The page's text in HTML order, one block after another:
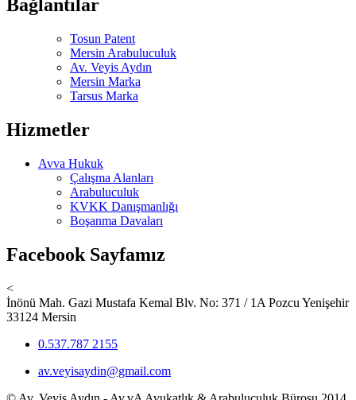
Bağlantılar
Tosun Patent
Mersin Arabuluculuk
Av. Veyis Aydın
Mersin Marka
Tarsus Marka
Hizmetler
Avva Hukuk
Çalışma Alanları
Arabuluculuk
KVKK Danışmanlığı
Boşanma Davaları
Facebook Sayfamız
<
İnönü Mah. Gazi Mustafa Kemal Blv. No: 371 / 1A Pozcu Yenişehir
33124 Mersin
0.537.787 2155
av.veyisaydin@gmail.com